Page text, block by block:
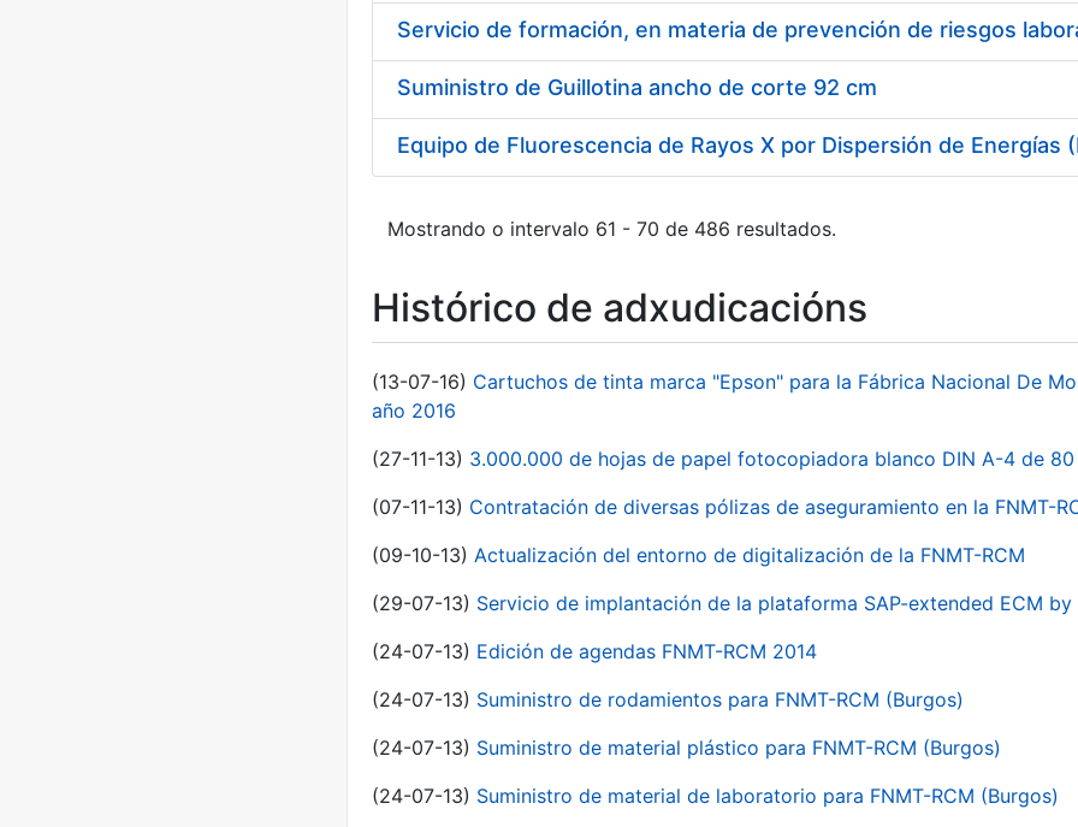
Suministro de Guillotina ancho de corte 92 cm
Equipo de Fluorescencia de Rayos X por Dispersión de Energías
Mostrando o intervalo 61 - 70 de 486 resultados.
Histórico de adxudicacións
(13-07-16) Cartuchos de tinta marca "Epson" para la Fábrica Nacional De
año 2016
(27-11-13) 3.000.000 de hojas de papel fotocopiadora blanco DIN A-4 de 80
(07-11-13) Contratación de diversas pólizas de aseguramiento en la FNMT-
(09-10-13) Actualización del entorno de digitalización de la FNMT-RCM
(29-07-13) Servicio de implantación de la plataforma SAP-extended ECM by
(24-07-13) Edición de agendas FNMT-RCM 2014
(24-07-13) Suministro de rodamientos para FNMT-RCM (Burgos)
(24-07-13) Suministro de material plástico para FNMT-RCM (Burgos)
(24-07-13) Suministro de material de laboratorio para FNMT-RCM (Burgos)